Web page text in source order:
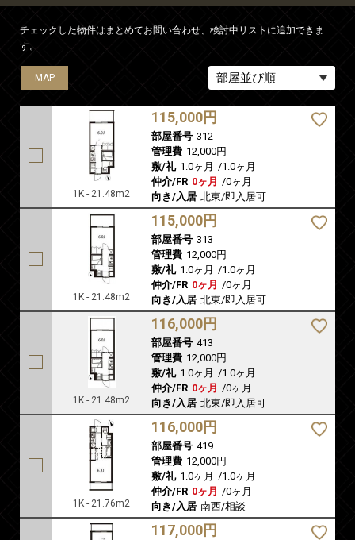
チェックした物件はまとめてお問い合わせ、検討中リストに追加できま
す。
MAP
1K - 21.48m2
115,000円
部屋番号 312
管理費 12,000円
敷/礼 1.0ヶ月 /1.0ヶ月
仲介/FR 0ヶ月 /0ヶ月
向き/入居 北東/即入居可
MAP
1K - 21.48m2
115,000円
部屋番号 313
管理費 12,000円
敷/礼 1.0ヶ月 /1.0ヶ月
仲介/FR 0ヶ月 /0ヶ月
向き/入居 北東/即入居可
MAP
1K - 21.48m2
116,000円
部屋番号 413
管理費 12,000円
敷/礼 1.0ヶ月 /1.0ヶ月
仲介/FR 0ヶ月 /0ヶ月
向き/入居 北東/即入居可
MAP
1K - 21.76m2
116,000円
部屋番号 419
管理費 12,000円
敷/礼 1.0ヶ月 /1.0ヶ月
仲介/FR 0ヶ月 /0ヶ月
向き/入居 南西/相談
MAP
117,000円